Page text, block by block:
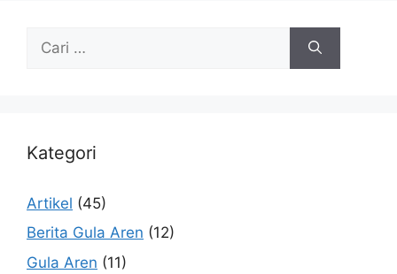
Kategori
Artikel (45)
Berita Gula Aren (12)
Gula Aren (11)